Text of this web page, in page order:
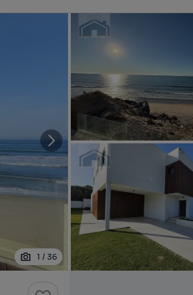
1 / 36